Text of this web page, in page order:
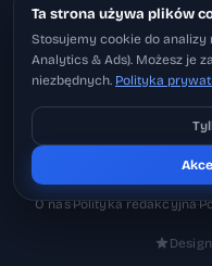
Utrudnienia drogowe
© 2026 Oswiecimskie.pl –
oświęcimskiego.
O nas·Polityka redakcyjna·
Ta strona używa plików
Stosujemy cookie do
Analytics & Ads). Możesz je
niezbędnych. Polityka